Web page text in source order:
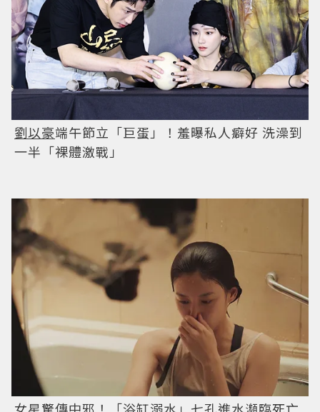
劉以豪端午節立「巨蛋」！羞曝私人癖好 洗澡到
一半「裸體激戰」